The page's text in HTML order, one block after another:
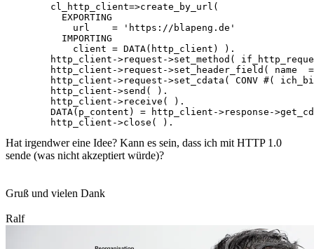
        cl_http_client=>create_by_url(
          EXPORTING
            url    = 'https://blapeng.de'
          IMPORTING
            client = DATA(http_client) ).
http_client->request->set_method(
http_client->request->set_header_field( name
http_client->request->set_cdata( CONV #(
        http_client->send( ).
        http_client->receive( ).
DATA(p_content) = http_client->response-
Hat irgendwer eine Idee? Kann es sein, dass ich mit HTTP 1.0
sende (was nicht akzeptiert würde)?
Gruß und vielen Dank
Ralf